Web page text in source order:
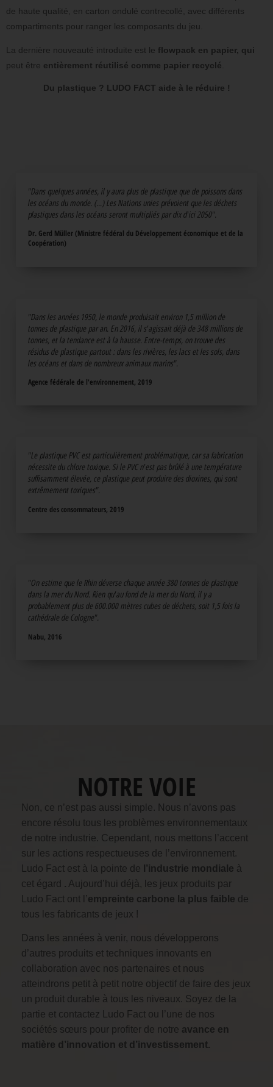
de haute qualité, en carton ondulé contrecollé, avec différents
compartiments pour ranger les composants du jeu.
La dernière nouveauté introduite est le flowpack en papier, qui
peut être entièrement réutilisé comme papier recyclé
Du plastique ? LUDO FACT aide à le réduire !
"Dans quelques années, il y aura plus de plastique que de poissons dans
les océans du monde. (...) Les Nations unies prévoient que les déchets
plastiques dans les océans seront multipliés par dix d'ici 2050".
Dr. Gerd Müller (Ministre fédéral du Développement économique et de la
Coopération)
"Dans les années 1950, le monde produisait environ 1,5 million de
tonnes de plastique par an. En 2016, il s'agissait déjà de 348 millions de
tonnes, et la tendance est à la hausse. Entre-temps, on trouve des
résidus de plastique partout : dans les rivières, les lacs et les sols, dans
les océans et dans de nombreux animaux marins".
Agence fédérale de l'environnement, 2019
"Le plastique PVC est particulièrement problématique, car sa fabrication
nécessite du chlore toxique. Si le PVC n'est pas brûlé à une température
suffisamment élevée, ce plastique peut produire des dioxines, qui sont
extrêmement toxiques".
Centre des consommateurs, 2019
"On estime que le Rhin déverse chaque année 380 tonnes de plastique
dans la mer du Nord. Rien qu'au fond de la mer du Nord, il y a
probablement plus de 600.000 mètres cubes de déchets, soit 1,5 fois la
cathédrale de Cologne".
Nabu, 2016
NOTRE VOIE
Non, ce n’est pas aussi simple. Nous n’avons pas
encore résolu tous les problèmes environnementaux
de notre industrie. Cependant, nous mettons l’accent
sur les actions respectueuses de l’environnement.
Ludo Fact est à la pointe de l’industrie mondiale à
cet égard . Aujourd’hui déjà, les jeux produits par
Ludo Fact ont l’empreinte carbone la plus faible de
tous les fabricants de jeux !
Dans les années à venir, nous développerons
d’autres produits et techniques innovants en
collaboration avec nos partenaires et nous
atteindrons petit à petit notre objectif de faire des jeux
un produit durable à tous les niveaux. Soyez de la
partie et contactez Ludo Fact ou l’une de nos
sociétés sœurs pour profiter de notre avance en
matière d’innovation et d’investissement.